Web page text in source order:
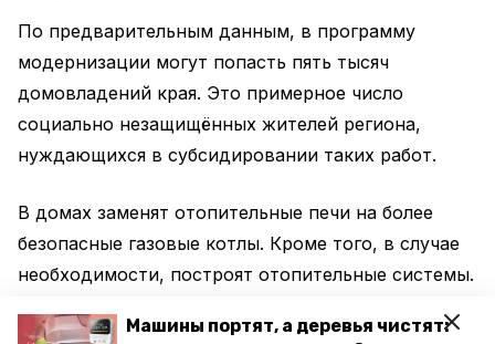
Машины портят, а деревья чистят:
По предварительным данным, в программу
модернизации могут попасть пять тысяч
домовладений края. Это примерное число
социально незащищённых жителей региона,
нуждающихся в субсидировании таких работ.
В домах заменят отопительные печи на более
безопасные газовые котлы. Кроме того, в случае
необходимости, построят отопительные системы.
Механизм льготной замены устаревшего